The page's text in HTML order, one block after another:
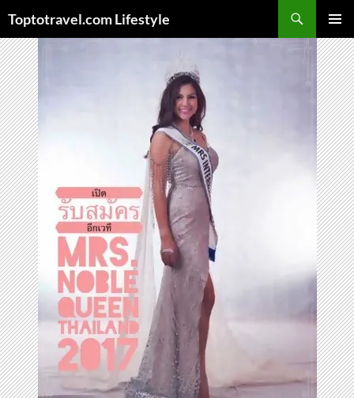
content
Toptotravel.com Lifestyle
MENU